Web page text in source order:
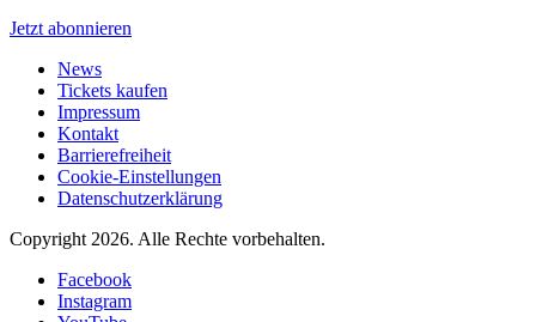
Jetzt abonnieren
News
Tickets kaufen
Impressum
Kontakt
Barrierefreiheit
Cookie-Einstellungen
Datenschutzerklärung
Copyright 2026. Alle Rechte vorbehalten.
Facebook
Instagram